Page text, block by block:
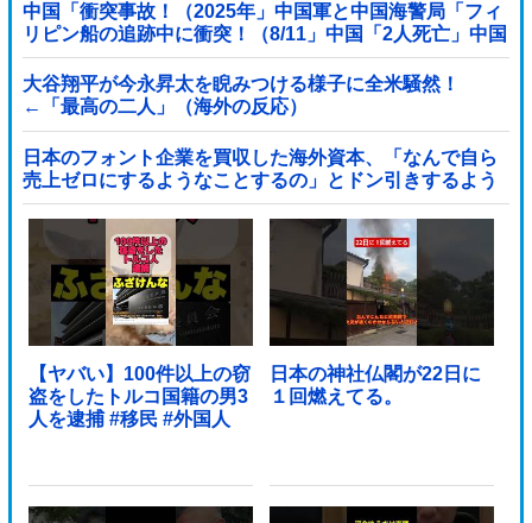
中国「衝突事故！（2025年」中国軍と中国海警局「フィ
リピン船の追跡中に衝突！（8/11」中国「2人死亡」中国
政府「1年間隠蔽」日本「隠蔽された事実報道！（2026
年」→
大谷翔平が今永昇太を睨みつける様子に全米騒然！
←「最高の二人」（海外の反応）
日本のフォント企業を買収した海外資本、「なんで自ら
売上ゼロにするようなことするの」とドン引きするよう
な方針転換を……他
【ヤバい】100件以上の窃
盗をしたトルコ国籍の男3
人を逮捕 #移民 #外国人
日本の神社仏閣が22日に
１回燃えてる。